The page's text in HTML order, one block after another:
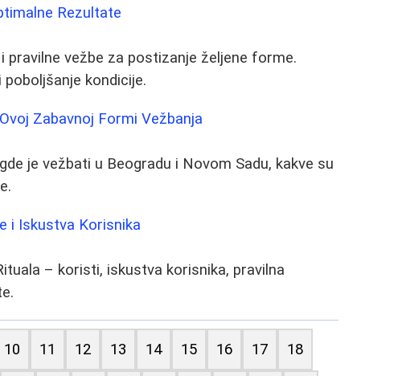
Rezultate
vežbe za postizanje željene forme.
kondicije.
Zabavnoj Formi Vežbanja
je vežbati u Beogradu i Novom Sadu, kakve su
i Iskustva Korisnika
– koristi, iskustva korisnika, pravilna
10 11 12 13 14 15 16 17 18